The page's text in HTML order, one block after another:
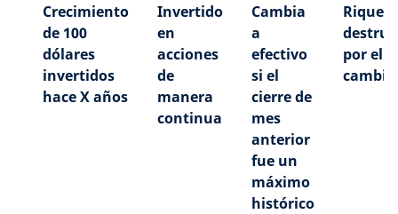
Crecimiento
de 100
dólares
invertidos
hace X años
Invertido
en
acciones
de
manera
continua
Cambia
a
efectivo
si el
cierre de
mes
anterior
fue un
máximo
histórico
por el
cambio